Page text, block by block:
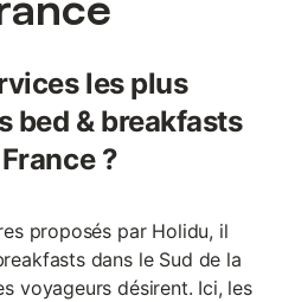
les plus
bed & breakfasts
?
proposés par Holidu, il
dans le Sud de la
voyageurs désirent. Ici, les